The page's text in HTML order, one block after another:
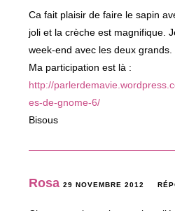
Ca fait plaisir de faire le sapin
joli et la crèche est magnifique.
week-end avec les deux grands.
Ma participation est là :
http://
es-de-gnome-6/
Bisous
Rosa 29 NOVEMBRE 2012